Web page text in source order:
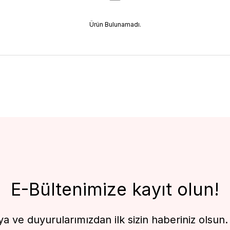
Ürün Bulunamadı.
E-Bültenimize kayıt olun!
ve duyurularımızdan ilk sizin haberiniz olsun.